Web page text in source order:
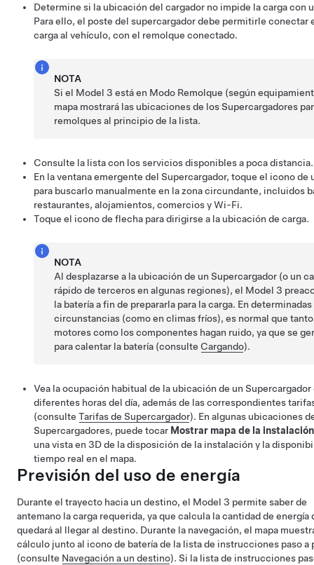
Determine si la ubicación del cargador no impide la carga con
Para ello, el poste del supercargador debe permitirle conectar
carga al vehículo, con el remolque conectado.
NOTA
Si el Model 3 está en Modo Remolque (según
mapa mostrará las ubicaciones de los Supercargadores
remolques al principio de la lista.
Consulte la lista con los servicios disponibles a poca distancia.
En la ventana emergente del Supercargador, toque el icono de
para buscarlo manualmente en la zona circundante, incluidos
restaurantes, alojamientos, comercios y Wi-Fi.
Toque el icono de flecha para dirigirse a la ubicación de carga.
NOTA
Al desplazarse a la ubicación de un Supercargador (o un
rápido de terceros en algunas regiones), el Model 3
la batería a fin de prepararla para la carga. En determinadas
circunstancias (como en climas fríos), es normal que
motores como los componentes hagan ruido, ya que se
para calentar la batería (consulte Cargando).
Vea la ocupación habitual de la ubicación de un Supercargador
diferentes horas del día, además de las correspondientes
(consulte Tarifas de Supercargador). En algunas ubicaciones
Supercargadores, puede tocar Mostrar mapa de la instalación
una vista en 3D de la disposición de la instalación y la
tiempo real en el mapa.
Previsión del uso de energía
Durante el trayecto hacia un destino, el Model 3 permite saber de
antemano la carga requerida, ya que calcula la cantidad de energía
quedará al llegar al destino. Durante la navegación, el mapa
cálculo junto al icono de batería de la lista de instrucciones paso a
(consulte Navegación a un destino). Si la lista de instrucciones